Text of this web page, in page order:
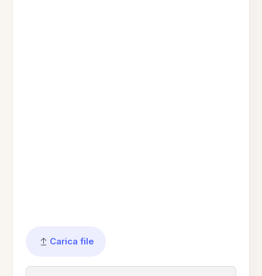
Carica file